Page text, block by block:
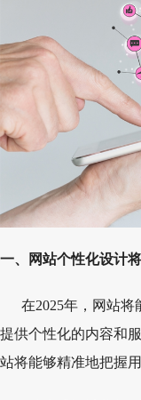
一、网站个性化设计
在2025年，网站将
提供个性化的内容和
站将能够精准地把握